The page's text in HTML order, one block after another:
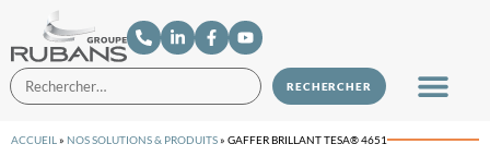
ACCUEIL » NOS SOLUTIONS & PRODUITS» GAFFER BRILLANT TESA® 4651